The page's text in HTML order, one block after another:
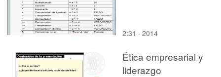
2:31 · 2014
Ética empresarial y
liderazgo